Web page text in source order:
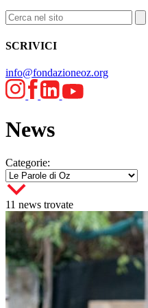
SCRIVICI
info@fondazioneoz.org
News
Categorie:
11 news trovate